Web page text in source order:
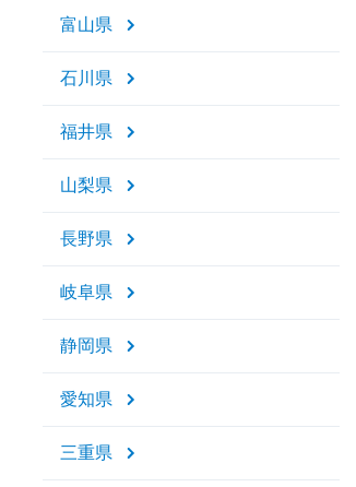
富山県
石川県
福井県
山梨県
長野県
岐阜県
静岡県
愛知県
三重県